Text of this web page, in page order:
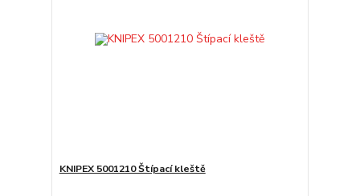
KNIPEX 5001210 Štípací kleště